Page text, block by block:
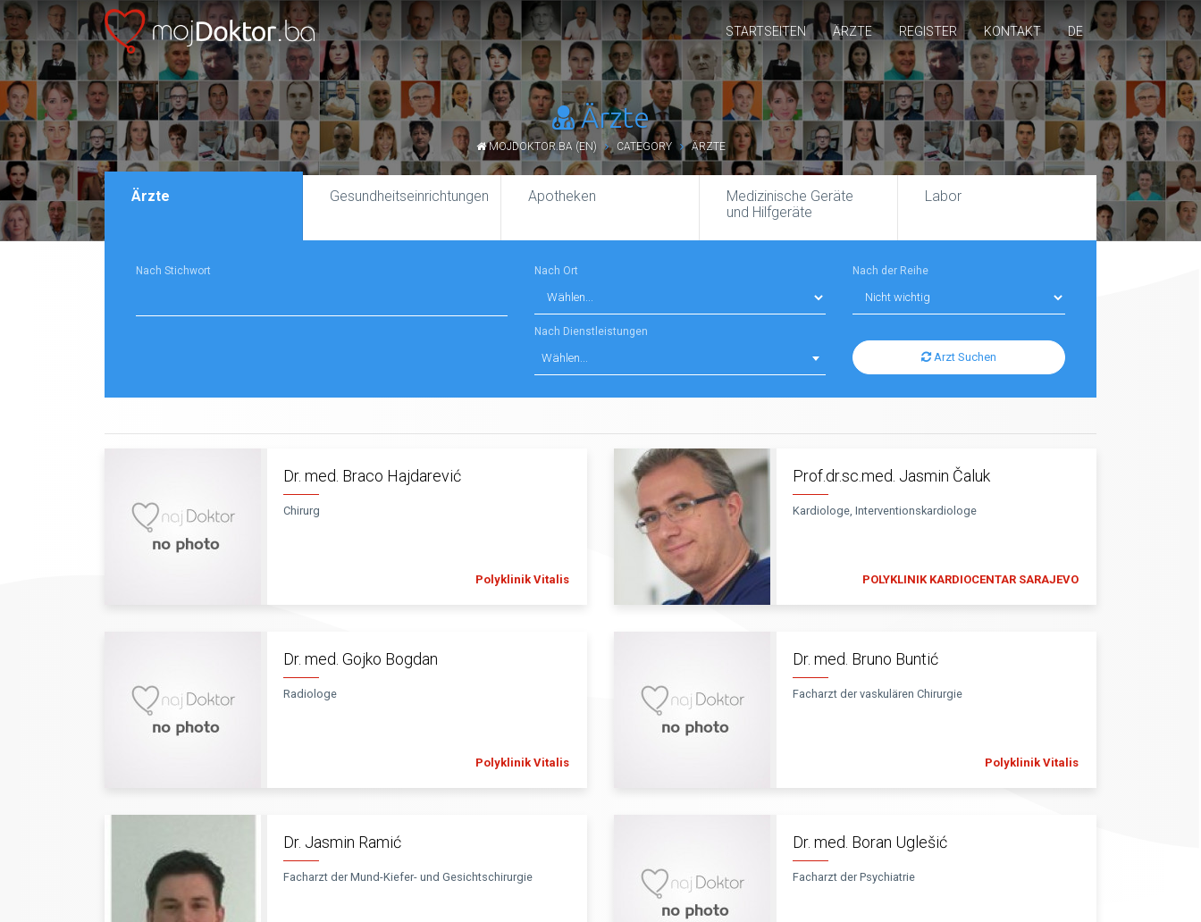
STARTSEITEN ÄRZTE REGISTER KONTAKT DE
Ärzte
MOJDOKTOR.BA (EN) CATEGORY ÄRZTE
Ärzte Gesundheitseinrichtungen Apotheken
Medizinische Geräte
und Hilfgeräte
Labor
Nach Stichwort Nach Ort
Nach Dienstleistungen
Wählen...
Nach der Reihe
Arzt Suchen
Dr. med. Braco Hajdarević
Chirurg
Polyklinik Vitalis
Prof.dr.sc.med. Jasmin Čaluk
Kardiologe, Interventionskardiologe
POLYKLINIK KARDIOCENTAR SARAJEVO
Dr. med. Gojko Bogdan
Radiologe
Polyklinik Vitalis
Dr. med. Bruno Buntić
Facharzt der vaskulären Chirurgie
Polyklinik Vitalis
Dr. Jasmin Ramić
Facharzt der Mund-Kiefer- und Gesichtschirurgie
Dr. med. Boran Uglešić
Facharzt der Psychiatrie